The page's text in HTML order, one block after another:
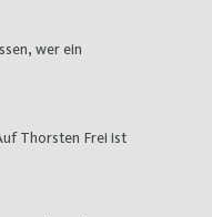
wer ein
Thorsten Frei ist